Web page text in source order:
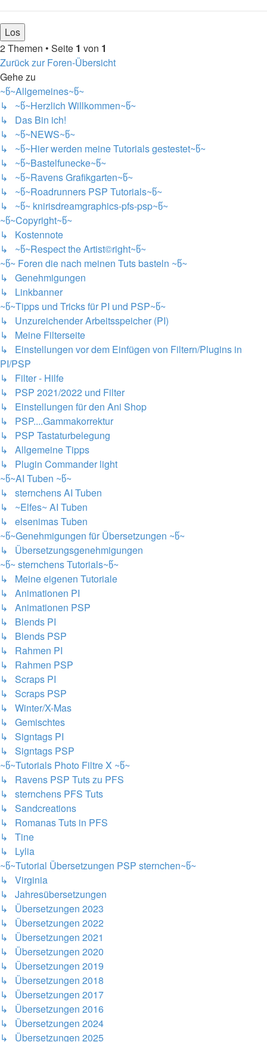
2 Themen • Seite 1 von 1
Zurück zur Foren-Übersicht
Gehe zu
~წ~Allgemeines~წ~
↳ ~წ~Herzlich Willkommen~წ~
↳ Das Bin ich!
↳ ~წ~NEWS~წ~
↳ ~წ~Hier werden meine Tutorials gestestet~წ~
↳ ~წ~Bastelfunecke~წ~
↳ ~წ~Ravens Grafikgarten~წ~
↳ ~წ~Roadrunners PSP Tutorials~წ~
↳ ~წ~ knirisdreamgraphics-pfs-psp~წ~
~წ~Copyright~წ~
↳ Kostennote
↳ ~წ~Respect the Artist©right~წ~
~წ~ Foren die nach meinen Tuts basteln ~წ~
↳ Genehmigungen
↳ Linkbanner
~წ~Tipps und Tricks für PI und PSP~წ~
↳ Unzureichender Arbeitsspeicher (PI)
↳ Meine Filterseite
↳ Einstellungen vor dem Einfügen von Filtern/Plugins in
PI/PSP
↳ Filter - Hilfe
↳ PSP 2021/2022 und Filter
↳ Einstellungen für den Ani Shop
↳ PSP....Gammakorrektur
↳ PSP Tastaturbelegung
↳ Allgemeine Tipps
↳ Plugin Commander light
~წ~AI Tuben ~წ~
↳ sternchens AI Tuben
↳ ~Elfes~ AI Tuben
↳ elsenimas Tuben
~წ~Genehmigungen für Übersetzungen ~წ~
↳ Übersetzungsgenehmigungen
~წ~ sternchens Tutorials~წ~
↳ Meine eigenen Tutoriale
↳ Animationen PI
↳ Animationen PSP
↳ Blends PI
↳ Blends PSP
↳ Rahmen PI
↳ Rahmen PSP
↳ Scraps PI
↳ Scraps PSP
↳ Winter/X-Mas
↳ Gemischtes
↳ Signtags PI
↳ Signtags PSP
~წ~Tutorials Photo Filtre X ~წ~
↳ Ravens PSP Tuts zu PFS
↳ sternchens PFS Tuts
↳ Sandcreations
↳ Romanas Tuts in PFS
↳ Tine
↳ Lylia
~წ~Tutorial Übersetzungen PSP sternchen~წ~
↳ Virginia
↳ Jahresübersetzungen
↳ Übersetzungen 2023
↳ Übersetzungen 2022
↳ Übersetzungen 2021
↳ Übersetzungen 2020
↳ Übersetzungen 2019
↳ Übersetzungen 2018
↳ Übersetzungen 2017
↳ Übersetzungen 2016
↳ Übersetzungen 2024
↳ Übersetzungen 2025